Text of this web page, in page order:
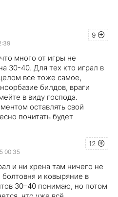
9
много от игры не
30-40. Для тех кто играл в
все тоже самое,
билдов, враги
в виду господа.
оставлять свой
почитать будет
12
00:35
и ни хрена там ничего не
и ковыряние в
30–40 понимаю, но потом